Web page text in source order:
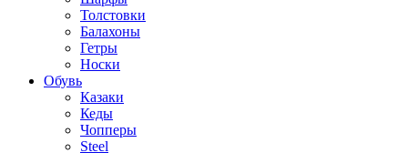
Толстовки
Балахоны
Гетры
Носки
Обувь
Казаки
Кеды
Чопперы
Steel